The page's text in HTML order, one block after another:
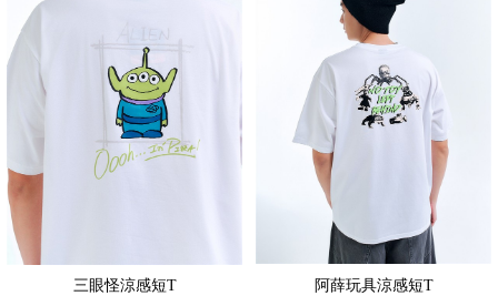
三眼怪涼感短T 阿薛玩具涼感短T